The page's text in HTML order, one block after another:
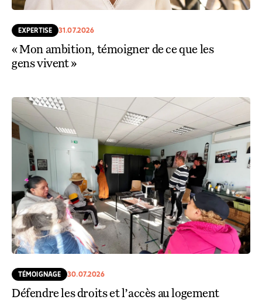
EXPERTISE 31.07.2026
« Mon ambition, témoigner de ce que les
gens vivent »
TÉMOIGNAGE 30.07.2026
Défendre les droits et l’accès au logement